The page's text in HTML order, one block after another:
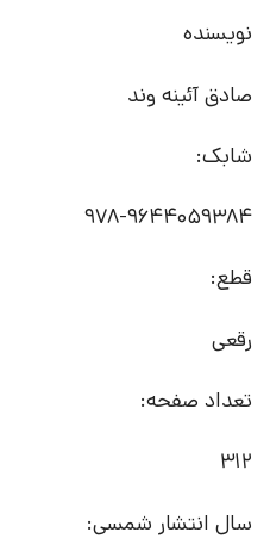
نویسنده
صادق آئینه وند
شابک:
978-9644059384
قطع:
رقعی
تعداد صفحه:
312
سال انتشار شمسی: